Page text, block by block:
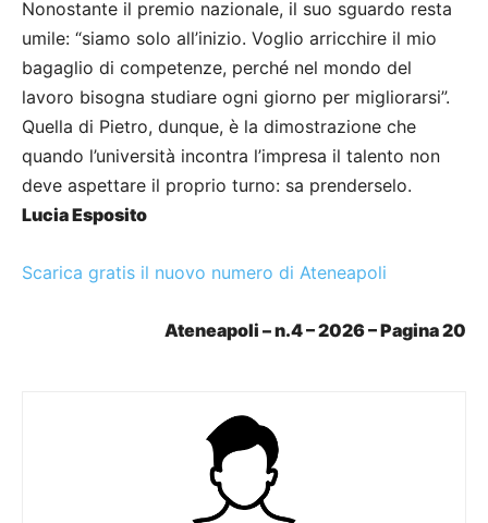
Nonostante il premio nazionale, il suo sguardo resta
umile: “siamo solo all’inizio. Voglio arricchire il mio
bagaglio di competenze, perché nel mondo del
lavoro bisogna studiare ogni giorno per migliorarsi”.
Quella di Pietro, dunque, è la dimostrazione che
quando l’università incontra l’impresa il talento non
deve aspettare il proprio turno: sa prenderselo.
Lucia Esposito
Scarica gratis il nuovo numero di Ateneapoli
Ateneapoli – n.4 – 2026 – Pagina 20